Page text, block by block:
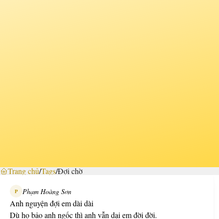
Trang chủ/Tags/Đợi chờ
P Phạm Hoàng Sơn
Anh nguyện đợi em dài dài
Dù họ bảo anh ngốc thì anh vẫn dại em đời đời.